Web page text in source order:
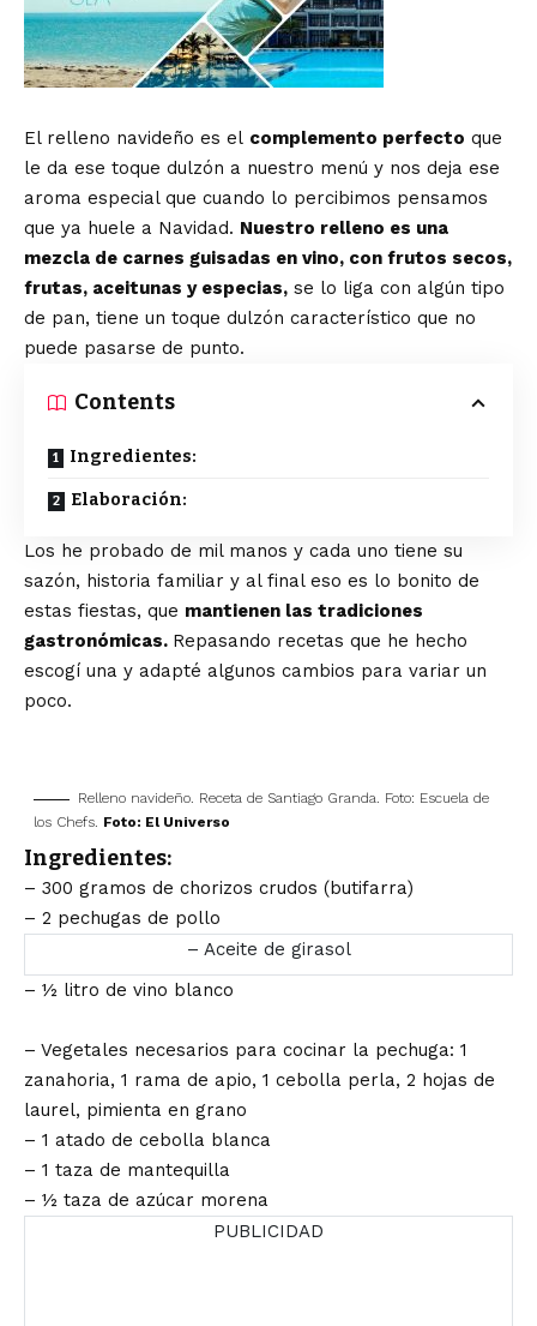
El relleno navideño es el complemento perfecto que
le da ese toque dulzón a nuestro menú y nos deja ese
aroma especial que cuando lo percibimos pensamos
que ya huele a Navidad. Nuestro relleno es una
mezcla de carnes guisadas en vino, con frutos secos,
frutas, aceitunas y especias, se lo liga con algún tipo
de pan, tiene un toque dulzón característico que no
puede pasarse de punto.
Contents
Ingredientes:
Elaboración:
Los he probado de mil manos y cada uno tiene su
sazón, historia familiar y al final eso es lo bonito de
estas fiestas, que mantienen las tradiciones
gastronómicas. Repasando recetas que he hecho
escogí una y adapté algunos cambios para variar un
poco.
Relleno navideño. Receta de Santiago Granda. Foto: Escuela de
los Chefs. Foto: El Universo
Ingredientes:
– 300 gramos de chorizos crudos (butifarra)
– 2 pechugas de pollo
– Aceite de girasol
– ½ litro de vino blanco
– Vegetales necesarios para cocinar la pechuga: 1
zanahoria, 1 rama de apio, 1 cebolla perla, 2 hojas de
laurel, pimienta en grano
– 1 atado de cebolla blanca
– 1 taza de mantequilla
– ½ taza de azúcar morena
PUBLICIDAD